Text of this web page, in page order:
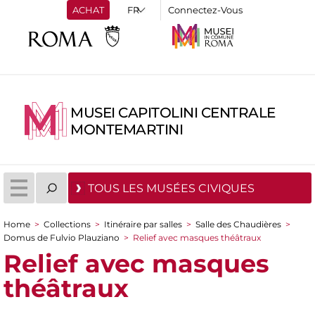
ACHAT Connectez-Vous
MUSEI CAPITOLINI CENTRALE
MONTEMARTINI
TOUS LES MUSÉES CIVIQUES
You are here
Home > Collections > Itinéraire par salles > Salle des Chaudières >
Domus de Fulvio Plauziano > Relief avec masques théâtraux
Relief avec masques
théâtraux